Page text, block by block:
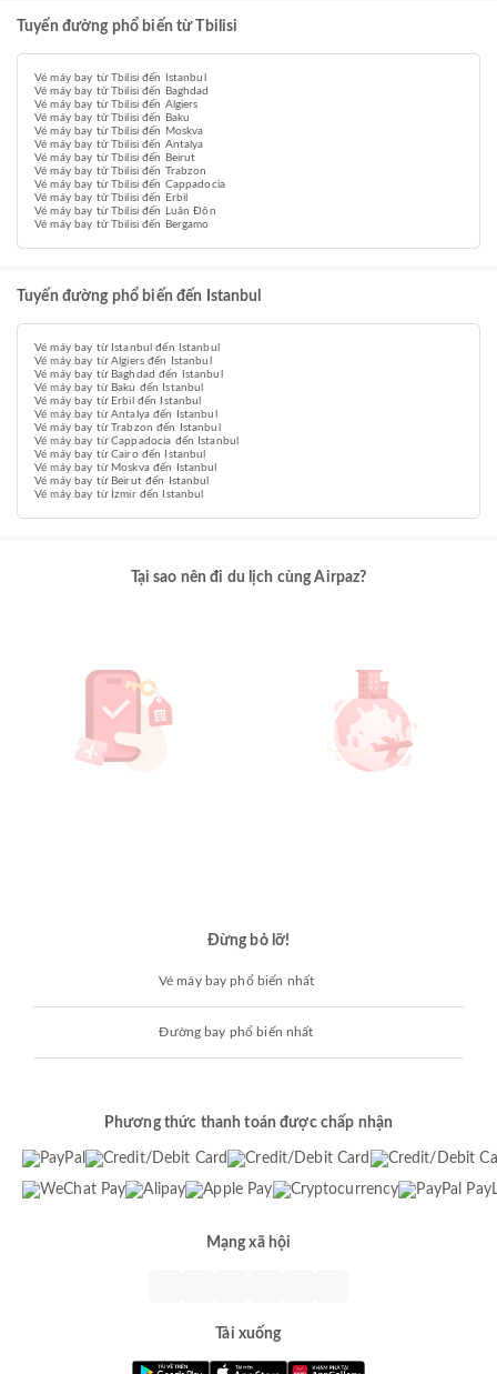
Tuyến đường phổ biến từ Tbilisi
Vé máy bay từ Tbilisi đến Istanbul
Vé máy bay từ Tbilisi đến Baghdad
Vé máy bay từ Tbilisi đến Algiers
Vé máy bay từ Tbilisi đến Baku
Vé máy bay từ Tbilisi đến Moskva
Vé máy bay từ Tbilisi đến Antalya
Vé máy bay từ Tbilisi đến Beirut
Vé máy bay từ Tbilisi đến Trabzon
Vé máy bay từ Tbilisi đến Cappadocia
Vé máy bay từ Tbilisi đến Erbil
Vé máy bay từ Tbilisi đến Luân Đôn
Vé máy bay từ Tbilisi đến Bergamo
Tuyến đường phổ biến đến Istanbul
Vé máy bay từ Istanbul đến Istanbul
Vé máy bay từ Algiers đến Istanbul
Vé máy bay từ Baghdad đến Istanbul
Vé máy bay từ Baku đến Istanbul
Vé máy bay từ Erbil đến Istanbul
Vé máy bay từ Antalya đến Istanbul
Vé máy bay từ Trabzon đến Istanbul
Vé máy bay từ Cappadocia đến Istanbul
Vé máy bay từ Cairo đến Istanbul
Vé máy bay từ Moskva đến Istanbul
Vé máy bay từ Beirut đến Istanbul
Vé máy bay từ İzmir đến Istanbul
Tại sao nên đi du lịch cùng Airpaz?
Đừng bỏ lỡ!
Vé máy bay phổ biến nhất
Đường bay phổ biến nhất
Phương thức thanh toán được chấp nhận
Mạng xã hội
Tải xuống